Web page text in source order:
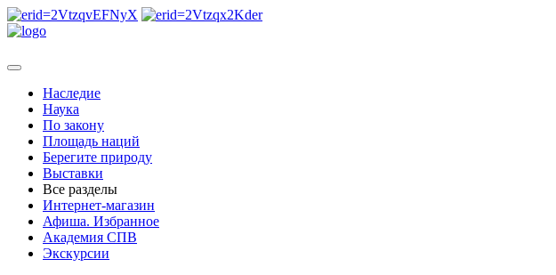
Наследие
Наука
По закону
Площадь наций
Берегите природу
Выставки
Все разделы
Интернет-магазин
Афиша. Избранное
Академия СПВ
Экскурсии